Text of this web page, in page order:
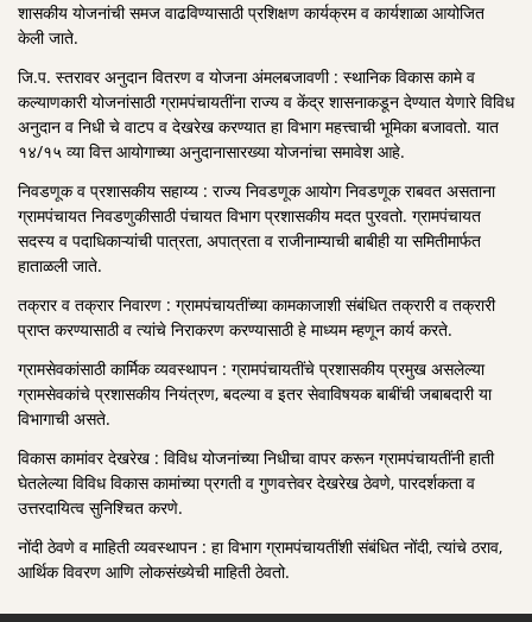
शासकीय योजनांची समज वाढविण्यासाठी प्रशिक्षण कार्यक्रम व कार्यशाळा आयोजित
केली जाते.
जि.प. स्तरावर अनुदान वितरण व योजना अंमलबजावणी : स्थानिक विकास कामे व
कल्याणकारी योजनांसाठी ग्रामपंचायतींना राज्य व केंद्र शासनाकडून देण्यात येणारे विविध
अनुदान व निधी चे वाटप व देखरेख करण्यात हा विभाग महत्त्वाची भूमिका बजावतो. यात
१४/१५ व्या वित्त आयोगाच्या अनुदानासारख्या योजनांचा समावेश आहे.
निवडणूक व प्रशासकीय सहाय्य : राज्य निवडणूक आयोग निवडणूक राबवत असताना
ग्रामपंचायत निवडणुकीसाठी पंचायत विभाग प्रशासकीय मदत पुरवतो. ग्रामपंचायत
सदस्य व पदाधिकाऱ्यांची पात्रता, अपात्रता व राजीनाम्याची बाबीही या समितीमार्फत
हाताळली जाते.
तक्रार व तक्रार निवारण : ग्रामपंचायतींच्या कामकाजाशी संबंधित तक्रारी व तक्रारी
प्राप्त करण्यासाठी व त्यांचे निराकरण करण्यासाठी हे माध्यम म्हणून कार्य करते.
ग्रामसेवकांसाठी कार्मिक व्यवस्थापन : ग्रामपंचायतींचे प्रशासकीय प्रमुख असलेल्या
ग्रामसेवकांचे प्रशासकीय नियंत्रण, बदल्या व इतर सेवाविषयक बाबींची जबाबदारी या
विभागाची असते.
विकास कामांवर देखरेख : विविध योजनांच्या निधीचा वापर करून ग्रामपंचायतींनी हाती
घेतलेल्या विविध विकास कामांच्या प्रगती व गुणवत्तेवर देखरेख ठेवणे, पारदर्शकता व
उत्तरदायित्व सुनिश्चित करणे.
नोंदी ठेवणे व माहिती व्यवस्थापन : हा विभाग ग्रामपंचायतींशी संबंधित नोंदी, त्यांचे ठराव,
आर्थिक विवरण आणि लोकसंख्येची माहिती ठेवतो.